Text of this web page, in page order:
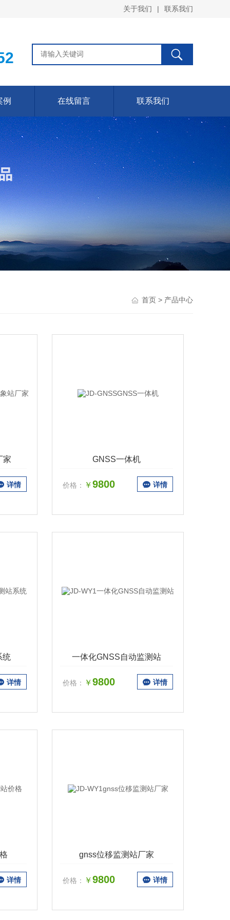
关于我们 | 联系我们
例 在线留言 联系我们
首页 > 产品中心
家
详情
GNSS一体机
价格： ￥9800 详情
统
详情
一体化GNSS自动监测站
价格： ￥9800 详情
详情
gnss位移监测站厂家
价格： ￥9800 详情